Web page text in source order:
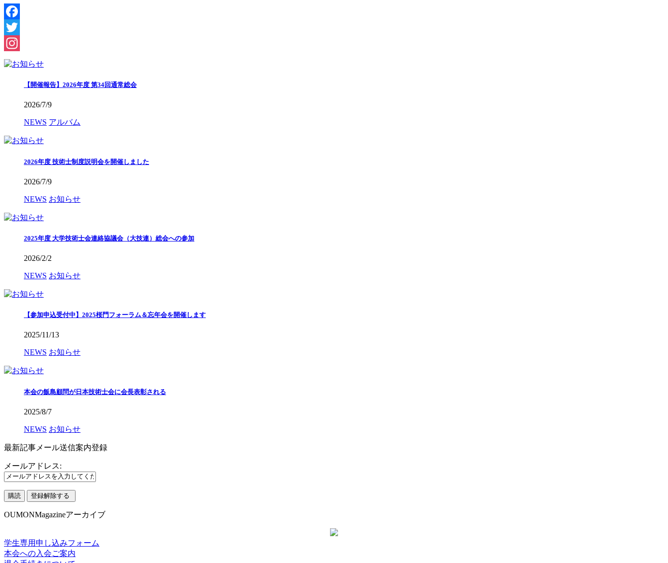
Facebook
Twitter
Instagram
【開催報告】2026年度 第34回通常総会
2026/7/9
NEWS アルバム
2026年度 技術士制度説明会を開催しました
2026/7/9
NEWS お知らせ
2025年度 大学技術士会連絡協議会（大技連）総会への参加
2026/2/2
NEWS お知らせ
【参加申込受付中】2025桜門フォーラム＆忘年会を開催します
2025/11/13
NEWS お知らせ
本会の飯島顧問が日本技術士会に会長表彰される
2025/8/7
NEWS お知らせ
最新記事メール送信案内登録
メールアドレス:
OUMONMagazineアーカイブ
学生専用申し込みフォーム
本会への入会ご案内